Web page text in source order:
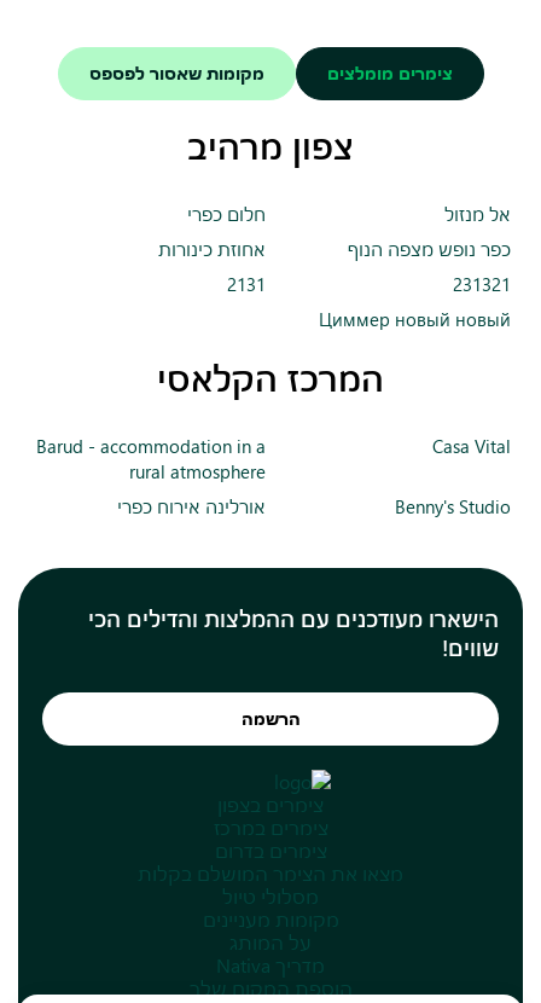
צימרים מומלצים מקומות שאסור לפספס
צפון מרהיב
אל מנזול
חלום כפרי
כפר נופש מצפה הנוף
אחוזת כינורות
231321
2131
Циммер новый новый
המרכז הקלאסי
Casa Vital
Barud - accommodation in a
rural atmosphere
Benny's Studio
אורלינה אירוח כפרי
הישארו מעודכנים עם ההמלצות והדילים הכי
שווים!
הרשמה
צימרים בצפון
צימרים במרכז
צימרים בדרום
מצאו את הצימר המושלם בקלות
מסלולי טיול
מקומות מעניינים
על המותג
מדריך Nativa
הוספת המקום שלך